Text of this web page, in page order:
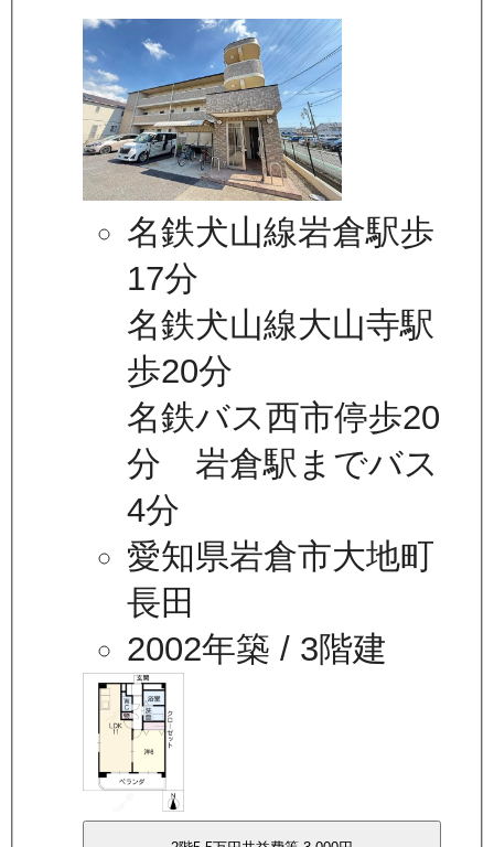
名鉄犬山線岩倉駅歩
17分
名鉄犬山線大山寺駅
歩20分
名鉄バス西市停歩20
分 岩倉駅までバス
4分
愛知県岩倉市大地町
長田
2002年築 / 3階建